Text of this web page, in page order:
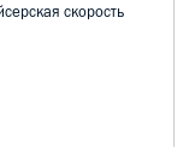
скорость